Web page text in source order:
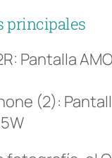
principales
Pantalla
(2):